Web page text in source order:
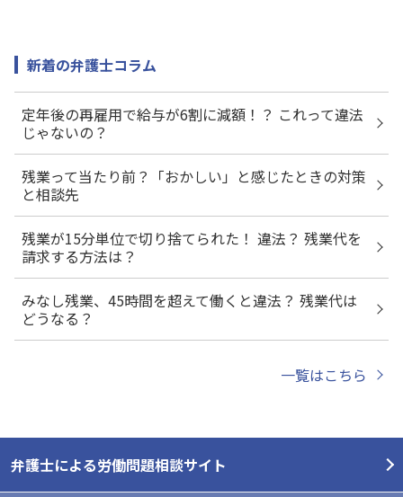
新着の弁護士コラム
定年後の再雇用で給与が6割に減額！？ これって違法
じゃないの？
残業って当たり前？「おかしい」と感じたときの対策
と相談先
残業が15分単位で切り捨てられた！ 違法？ 残業代を
請求する方法は？
みなし残業、45時間を超えて働くと違法？ 残業代は
どうなる？
一覧はこちら
弁護士による労働問題相談サイト